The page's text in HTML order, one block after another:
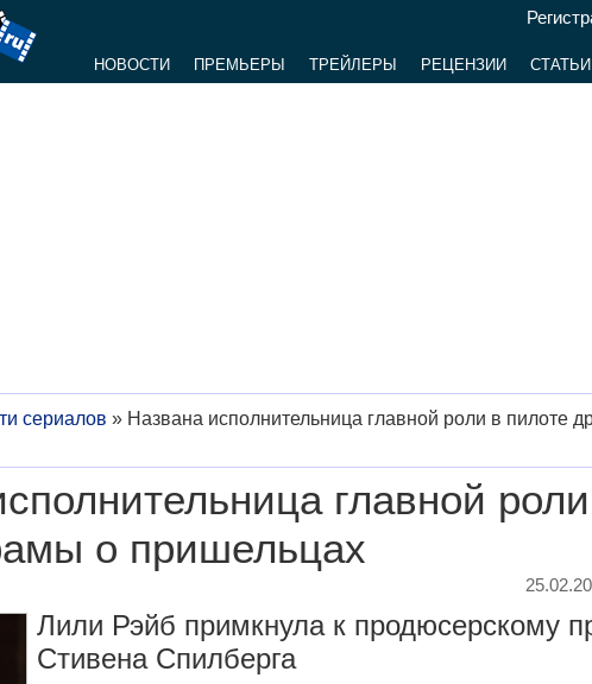
НОВОСТИ ПРЕМЬЕРЫ ТРЕЙЛЕРЫ РЕЦЕНЗИИ СТАТЬИ
сериалов » Названа исполнительница главной роли в пилоте
главной
о пришельцах
Лили Рэйб примкнула к продюсерскому
Стивена Спилберга